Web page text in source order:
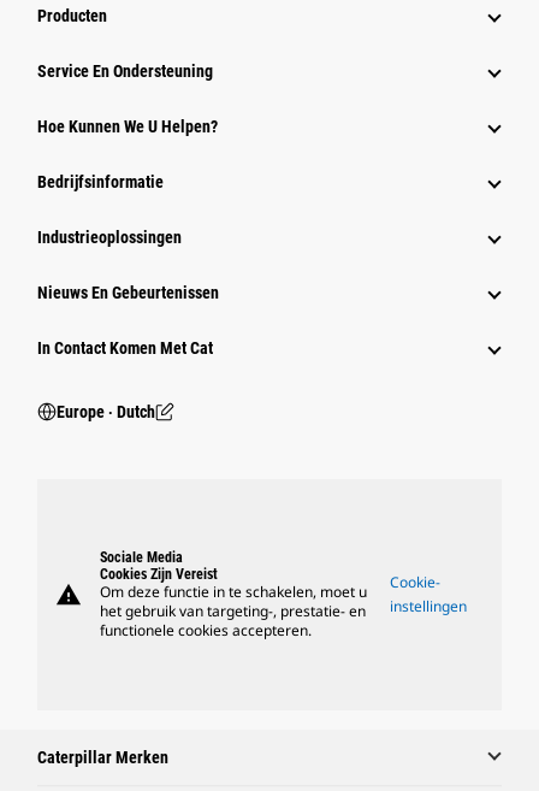
Producten
Service En Ondersteuning
Hoe Kunnen We U Helpen?
Bedrijfsinformatie
Industrieoplossingen
Nieuws En Gebeurtenissen
In Contact Komen Met Cat
Europe ‧ Dutch
warning
Sociale Media
Cookies Zijn Vereist
Om deze functie in te schakelen, moet u
het gebruik van targeting-, prestatie- en
functionele cookies accepteren.
Cookie-
instellingen
Caterpillar Merken